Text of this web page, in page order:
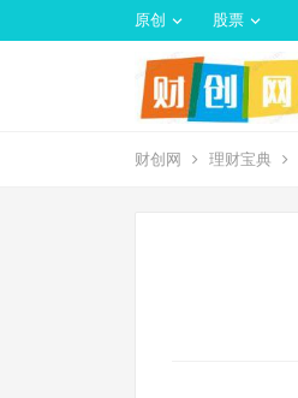
原创 股票
财创网 理财宝典